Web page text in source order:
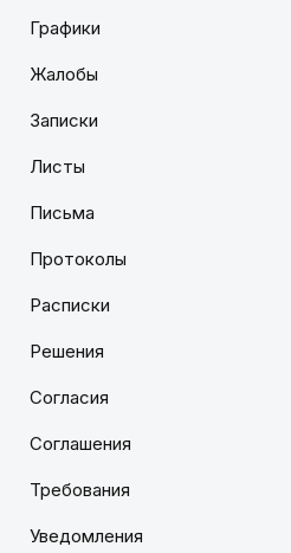
Графики
Жалобы
Записки
Листы
Письма
Протоколы
Расписки
Решения
Согласия
Соглашения
Требования
Уведомления